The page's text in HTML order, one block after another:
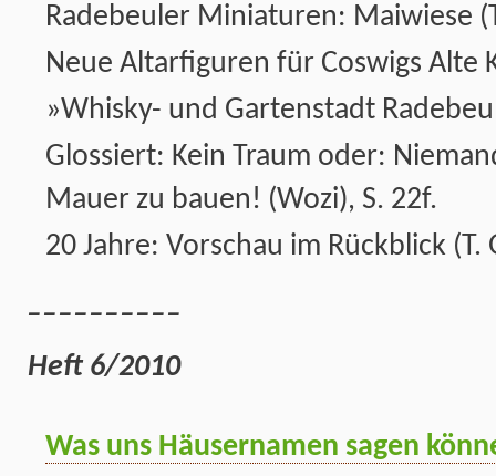
Radebeuler Miniaturen: Maiwiese
Neue Altarfiguren für Coswigs Alte
»Whisky- und Gartenstadt
Glossiert: Kein Traum oder:
Mauer zu bauen! (Wozi), S. 22f.
20 Jahre: Vorschau im Rückblick (T.
Heft 6/2010
Was uns Häusernamen sagen